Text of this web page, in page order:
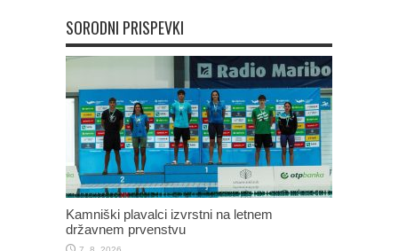
SORODNI PRISPEVKI
Kamniški plavalci izvrstni na letnem
državnem prvenstvu